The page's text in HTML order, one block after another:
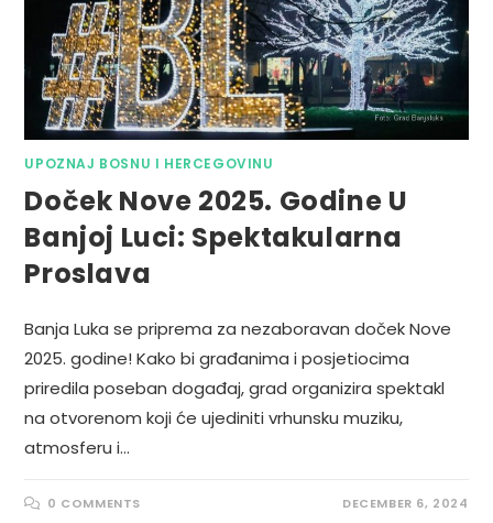
UPOZNAJ BOSNU I HERCEGOVINU
Doček Nove 2025. Godine U
Banjoj Luci: Spektakularna
Proslava
Banja Luka se priprema za nezaboravan doček Nove
2025. godine! Kako bi građanima i posjetiocima
priredila poseban događaj, grad organizira spektakl
na otvorenom koji će ujediniti vrhunsku muziku,
atmosferu i…
0 COMMENTS DECEMBER 6, 2024